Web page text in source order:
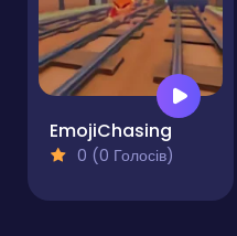
EmojiChasing
0 (0 Голосів)